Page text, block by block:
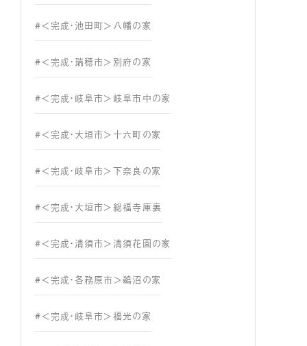
#＜完成・池田町＞八幡の家
#＜完成・瑞穂市＞別府の家
#＜完成・岐阜市＞岐阜市中の家
#＜完成・大垣市＞十六町の家
#＜完成・岐阜市＞下奈良の家
#＜完成・大垣市＞総福寺庫裏
#＜完成・清須市＞清須花園の家
#＜完成・各務原市＞鵜沼の家
#＜完成・岐阜市＞福光の家